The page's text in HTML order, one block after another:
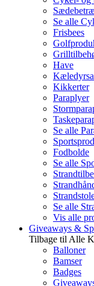
Se alle
Frisbees
Have
Kikkerter
Paraplyer
Se alle
Fodbolde
Se alle
Se alle
Vis alle
Giveaways &
Tilbage til Alle
Balloner
Bamser
Badges